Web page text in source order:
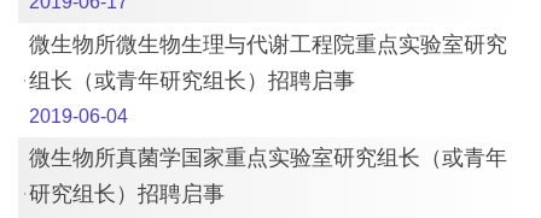
微生物所微生物生理与代谢工程院重点实验室研究
组长（或青年研究组长）招聘启事
2019-06-04
微生物所真菌学国家重点实验室研究组长（或青年
研究组长）招聘启事